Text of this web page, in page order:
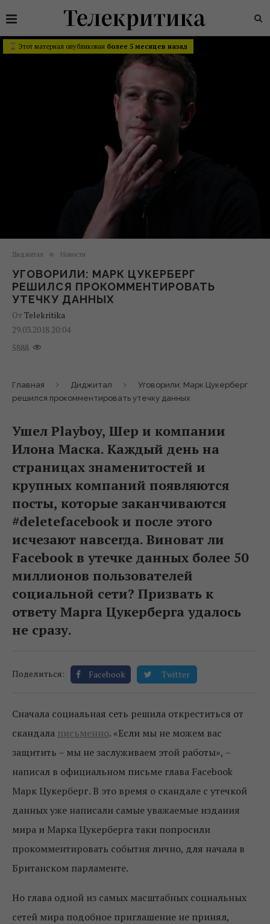
Этот материал опубликован более 5 месяцев назад
Диджитал Новости
УГОВОРИЛИ: МАРК ЦУКЕРБЕРГ
РЕШИЛСЯ ПРОКОММЕНТИРОВАТЬ
УТЕЧКУ ДАННЫХ
От Telekritika
29.03.2018 20:04
5888
Главная Диджитал
Уговорили: Марк Цукерберг
решился прокомментировать утечку данных
Ушел Playboy, Шер и компании
Илона Маска. Каждый день на
страницах знаменитостей и
крупных компаний появляются
посты, которые заканчиваются
#deletefacebook и после этого
исчезают навсегда. Виноват ли
Facebook в утечке данных более 50
миллионов пользователей
социальной сети? Призвать к
ответу Марга Цукерберга удалось
не сразу.
Поделиться: Facebook Twitter
Сначала социальная сеть решила откреститься от
скандала письменно. «Если мы не можем вас
защитить – мы не заслуживаем этой работы», –
написал в официальном письме глава Facebook
Марк Цукерберг. В это время о скандале с утечкой
данных уже написали самые уважаемые издания
мира и Марка Цукерберга таки попросили
прокомментировать события лично, для начала в
Британском парламенте.
Но глава одной из самых масштабных социальных
сетей мира подобное приглашение не принял,